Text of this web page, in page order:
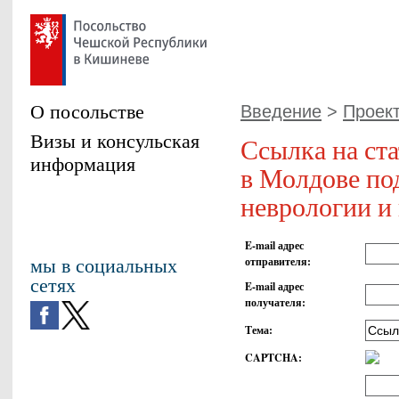
Введение >
Ссылка на
в Молдове
неврологии
E-mail адрес
отправителя:
E-mail адрес
получателя:
Тема:
CAPTCHA:
О посольстве
Визы и консульская
информация
мы в социальных
сетях